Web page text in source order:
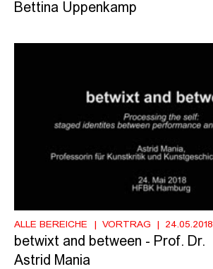
Bettina Uppenkamp
ALLE BEREICHE VORTRAG 24.05.2018
betwixt and between - Prof. Dr.
Astrid Mania